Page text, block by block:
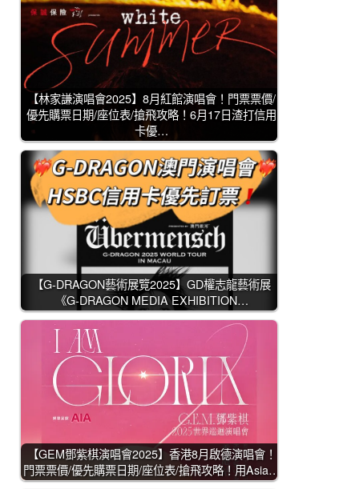
【林家謙演唱會2025】8月紅館演唱會！門票票價/
優先購票日期/座位表/搶飛攻略！6月17日渣打信用
卡優…
【G-DRAGON藝術展覽2025】GD權志龍藝術展
《G-DRAGON MEDIA EXHIBITION…
【GEM鄧紫棋演唱會2025】香港8月啟德演唱會！
門票票價/優先購票日期/座位表/搶飛攻略！用Asia…